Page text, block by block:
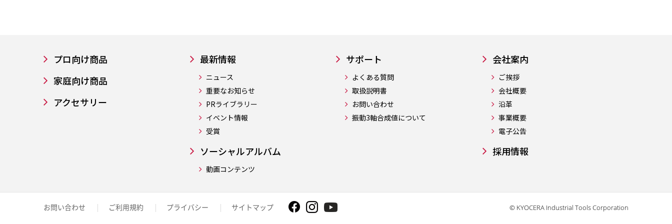
プロ向け商品
家庭向け商品
アクセサリー
最新情報
ニュース
重要なお知らせ
PRライブラリー
イベント情報
受賞
ソーシャルアルバム
動画コンテンツ
サポート
よくある質問
取扱説明書
お問い合わせ
振動3軸合成値について
会社案内
ご挨拶
会社概要
沿革
事業概要
電子公告
採用情報
お問い合わせ ご利用規約 プライバシー サイトマップ © KYOCERA Industrial Tools Corporation